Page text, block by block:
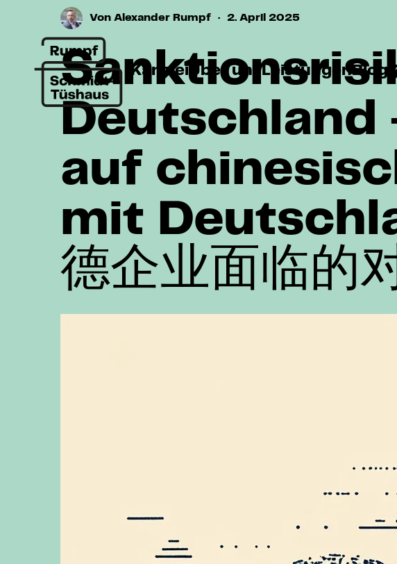
Kanzlei Über unsLeistungenBlog
Von Alexander Rumpf · 2. April 2025
Deutschland
auf
mit
德企业面临的